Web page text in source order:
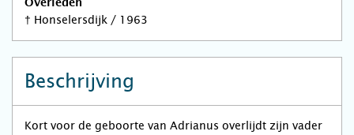
Overleden
† Honselersdijk / 1963
Beschrijving
Kort voor de geboorte van Adrianus overlijdt zijn vader